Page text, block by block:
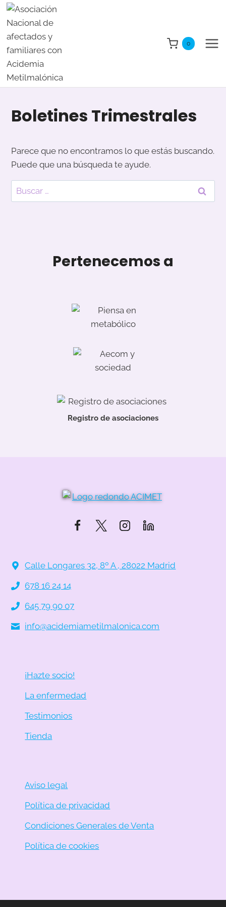
Saltar
contenido
0
Boletines Trimestrales
Parece que no encontramos lo que estás buscando.
Puede que una búsqueda te ayude.
Buscar:
Pertenecemos a
Registro de asociaciones
Calle Longares 32, 8º A , 28022 Madrid
678 16 24 14
645 79 90 07
info@acidemiametilmalonica.com
¡Hazte socio!
La enfermedad
Testimonios
Tienda
Aviso legal
Política de privacidad
Condiciones Generales de Venta
Política de cookies